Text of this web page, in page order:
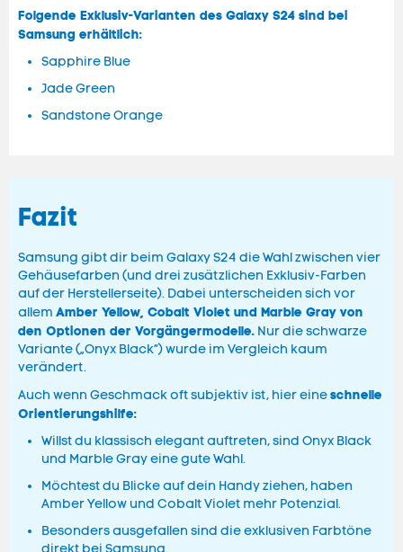
Folgende Exklusiv-Varianten des Galaxy S24 sind bei
Samsung erhältlich:
Sapphire Blue
Jade Green
Sandstone Orange
Fazit
Samsung gibt dir beim Galaxy S24 die Wahl zwischen vier
Gehäusefarben (und drei zusätzlichen Exklusiv-Farben
auf der Herstellerseite). Dabei unterscheiden sich vor
allem Amber Yellow, Cobalt Violet und Marble Gray von
den Optionen der Vorgängermodelle. Nur die schwarze
Variante („Onyx Black“) wurde im Vergleich kaum
verändert.
Auch wenn Geschmack oft subjektiv ist, hier eineschnelle
Orientierungshilfe:
Willst du klassisch elegant auftreten, sind Onyx Black
und Marble Gray eine gute Wahl.
Möchtest du Blicke auf dein Handy ziehen, haben
Amber Yellow und Cobalt Violet mehr Potenzial.
Besonders ausgefallen sind die exklusiven Farbtöne